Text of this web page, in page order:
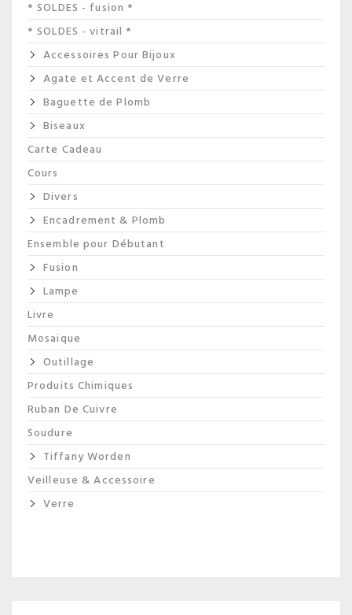
* SOLDES - fusion *
* SOLDES - vitrail *
Accessoires Pour Bijoux
Agate et Accent de Verre
Baguette de Plomb
Biseaux
Carte Cadeau
Cours
Divers
Encadrement & Plomb
Ensemble pour Débutant
Fusion
Lampe
Livre
Mosaique
Outillage
Produits Chimiques
Ruban De Cuivre
Soudure
Tiffany Worden
Veilleuse & Accessoire
Verre